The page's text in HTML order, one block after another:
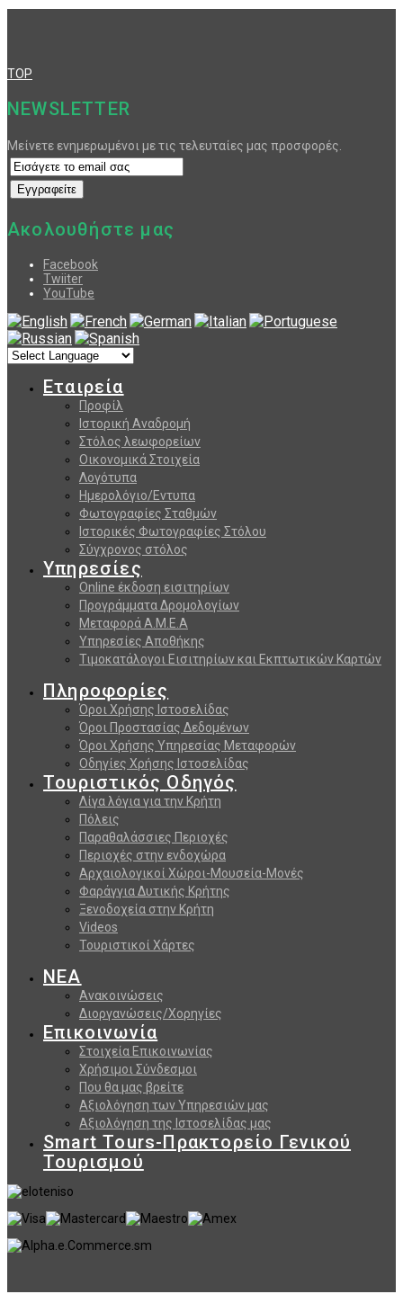
TOP
NEWSLETTER
Μείνετε ενημερωμένοι με τις τελευταίες μας προσφορές.
Ακολουθήστε μας
Facebook
Twiiter
YouTube
Εταιρεία
Προφίλ
Ιστορική Αναδρομή
Στόλος λεωφορείων
Οικονομικά Στοιχεία
Λογότυπα
Ημερολόγιο/Εντυπα
Φωτογραφίες Σταθμών
Ιστορικές Φωτογραφίες Στόλου
Σύγχρονος στόλος
Υπηρεσίες
Online έκδοση εισιτηρίων
Προγράμματα Δρομολογίων
Μεταφορά Α.Μ.Ε.Α
Υπηρεσίες Αποθήκης
Τιμοκατάλογοι Εισιτηρίων και Εκπτωτικών Καρτών
Πληροφορίες
Όροι Χρήσης Ιστοσελίδας
Όροι Προστασίας Δεδομένων
Όροι Χρήσης Υπηρεσίας Μεταφορών
Οδηγίες Χρήσης Ιστοσελίδας
Τουριστικός Οδηγός
Λίγα λόγια για την Κρήτη
Πόλεις
Παραθαλάσσιες Περιοχές
Περιοχές στην ενδοχώρα
Αρχαιολογικοί Χώροι-Μουσεία-Μονές
Φαράγγια Δυτικής Κρήτης
Ξενοδοχεία στην Κρήτη
Videos
Τουριστικοί Χάρτες
ΝΕΑ
Ανακοινώσεις
Διοργανώσεις/Χορηγίες
Επικοινωνία
Στοιχεία Επικοινωνίας
Χρήσιμοι Σύνδεσμοι
Που θα μας βρείτε
Αξιολόγηση των Υπηρεσιών μας
Αξιολόγηση της Ιστοσελίδας μας
Smart Tours-Πρακτορείο Γενικού
Τουρισμού